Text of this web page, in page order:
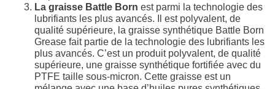
La graisse Battle Born est parmi la technologie des
lubrifiants les plus avancés. Il est polyvalent, de
qualité supérieure, la graisse synthétique Battle Born
Grease fait partie de la technologie des lubrifiants les
plus avancés. C’est un produit polyvalent, de qualité
supérieure, une graisse synthétique fortifiée avec du
PTFE taille sous-micron. Cette graisse est un